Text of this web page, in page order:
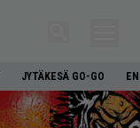
JYTÄKESÄ GO-GO